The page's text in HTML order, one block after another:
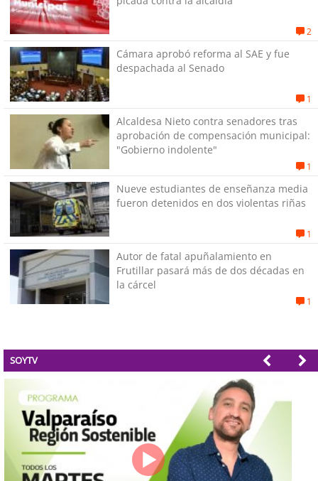
2
Cámara aprobó reforma al SAE y fue
despachada al Senado
1
Alcaldesa Nieto contra senadores tras
aprobación de compensación municipal:
"Gobierno indolente"
1
Nueve estudiantes de enseñanza media
fueron detenidos en dos violentas riñas
1
Autor de fatal apuñalamiento en
Frutillar pasará más de dos décadas en
la cárcel
1
SOYTV